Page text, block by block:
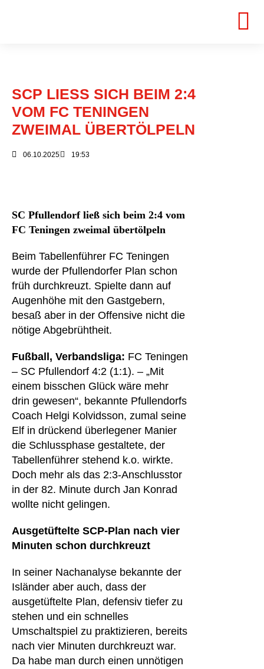
SCP LIESS SICH BEIM 2:4 V
OM FC TENINGEN Z
WEIMAL ÜBERTÖLPELN
06.10.2025 19:53
SC Pfullendorf ließ sich beim 2:4 vom
FC Teningen zweimal übertölpeln
Beim Tabellenführer FC Teningen
wurde der Pfullendorfer Plan schon
früh durchkreuzt. Spielte dann auf
Augenhöhe mit den Gastgebern,
besaß aber in der Offensive nicht die
nötige Abgebrühtheit.
Fußball, Verbandsliga: FC Teningen
– SC Pfullendorf 4:2 (1:1). – „Mit
einem bisschen Glück wäre mehr
drin gewesen“, bekannte Pfullendorfs
Coach Helgi Kolvidsson, zumal seine
Elf in drückend überlegener Manier
die Schlussphase gestaltete, der
Tabellenführer stehend k.o. wirkte.
Doch mehr als das 2:3-Anschlusstor
in der 82. Minute durch Jan Konrad
wollte nicht gelingen.
Ausgetüftelte SCP-Plan nach vier
Minuten schon durchkreuzt
In seiner Nachanalyse bekannte der
Isländer aber auch, dass der
ausgetüftelte Plan, defensiv tiefer zu
stehen und ein schnelles
Umschaltspiel zu praktizieren, bereits
nach vier Minuten durchkreuzt war.
Da habe man durch einen unnötigen